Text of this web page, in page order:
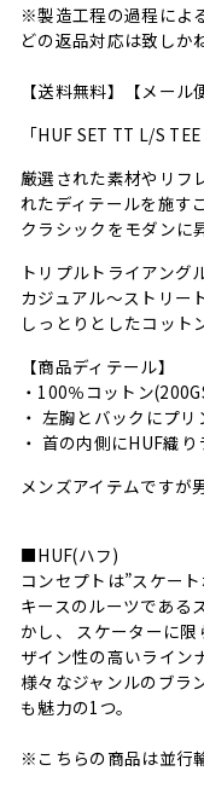
※製造工程の過程によ
どの返品対応は致しか
【送料無料】【メール
「HUF SET TT L/S
厳選された素材やリフ
れたディテールを施す
クラシックをモダンに
トリプルトライアング
カジュアル～ストリー
しっとりとしたコット
【商品ディテール】
・100％コットン
・ 左胸とバックにプ
・ 首の内側にHUF織
メンズアイテムですが
■HUF(ハフ)
コンセプトは”スケー
キースのルーツである
かし、 スケーターに
ザイン性の高いライン
様々なジャンルのブラ
も魅力の1つ。
※こちらの商品は並行